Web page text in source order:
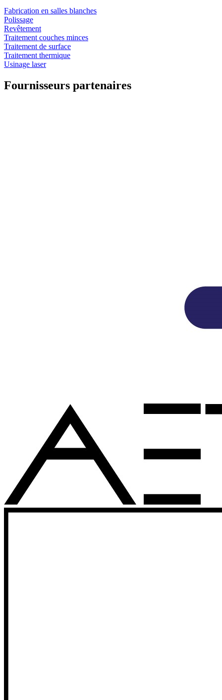
Fabrication en salles blanches
Polissage
Revêtement
Traitement couches minces
Traitement de surface
Traitement thermique
Usinage laser
Fournisseurs partenaires